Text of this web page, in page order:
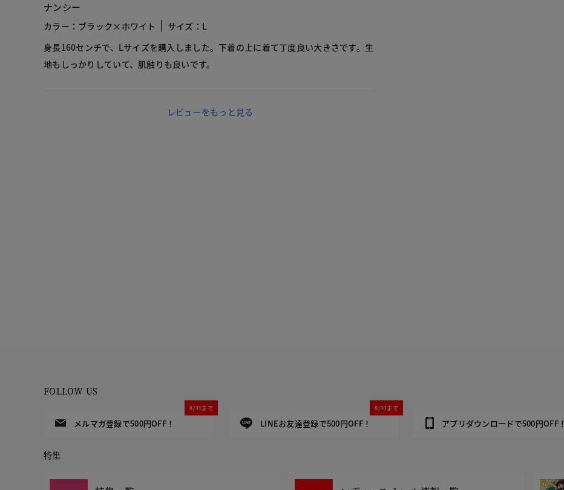
ナンシー
カラー：ブラック×ホワイト
サイズ：L
身長160センチで、Lサイズを購入しました。下着の上に着て丁度良い大きさです。生
地もしっかりしていて、肌触りも良いです。
レビューをもっと見る
FOLLOW US
メルマガ登録で500円OFF！
8/31まで
LINEお友達登録で500円OFF！
8/31まで
アプリダウンロードで500円OFF！
特集